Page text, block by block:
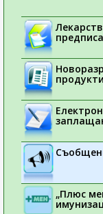
продукти
„Плюс